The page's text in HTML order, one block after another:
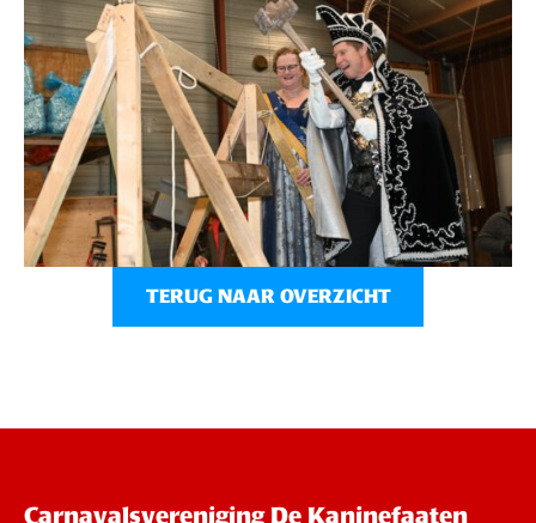
TERUG NAAR OVERZICHT